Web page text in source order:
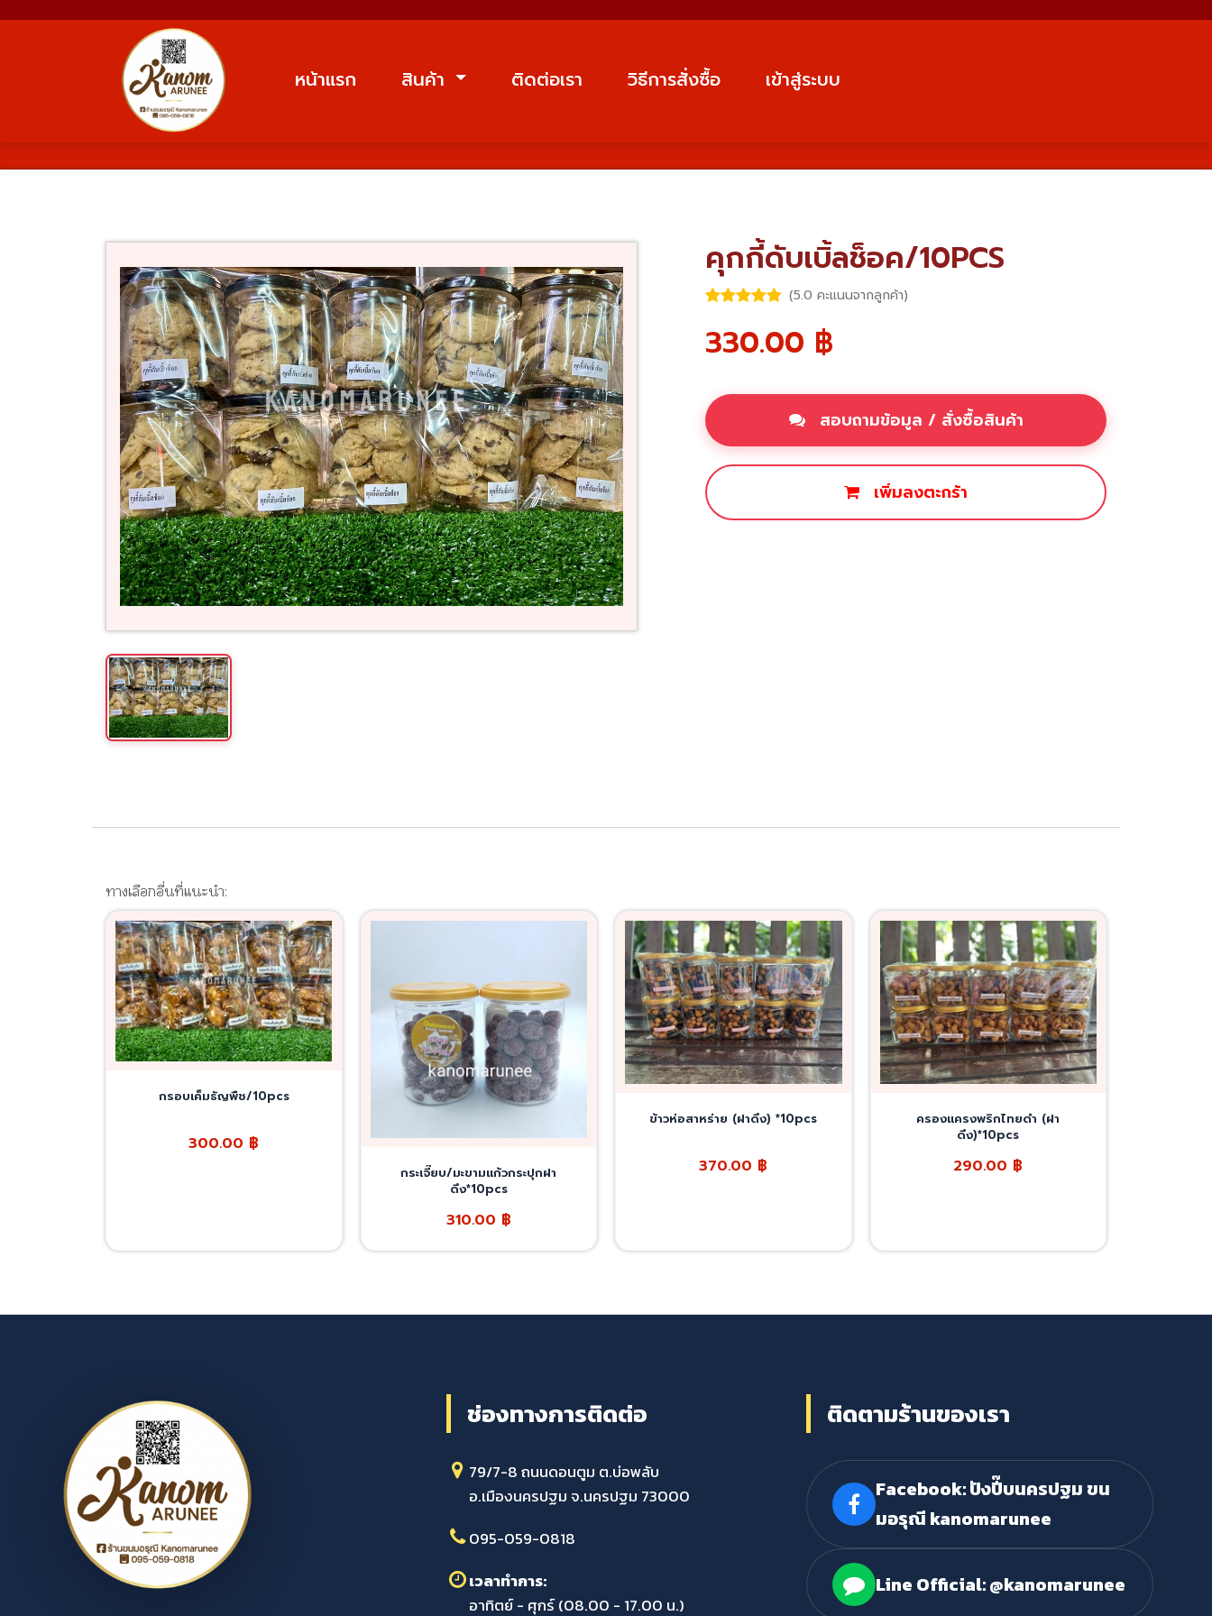
หน้าแรก สินค้า ติดต่อเรา วิธีการสั่งซื้อ เข้าสู่ระบบ
คุกกี้ดับเบิ้ลช็อค/10PCS
(5.0 คะแนนจากลูกค้า)
330.00 ฿
สอบถามข้อมูล / สั่งซื้อสินค้า
เพิ่มลงตะกร้า
ทางเลือกอื่นที่แนะนำ:
กรอบเค็มธัญพืช/10pcs
300.00 ฿
กระเจี๊ยบ/มะขามแก้วกระปุกฝา
ดึง*10pcs
310.00 ฿
ข้าวห่อสาหร่าย (ฝาดึง) *10pcs
370.00 ฿
ครองแครงพริกไทยดำ (ฝา
ดึง)*10pcs
290.00 ฿
ช่องทางการติดต่อ
79/7-8 ถนนดอนตูม ต.บ่อพลับ
อ.เมืองนครปฐม จ.นครปฐม 73000
095-059-0818
เวลาทำการ:
อาทิตย์ - ศุกร์ (08.00 - 17.00 น.)
ติดตามร้านของเรา
Facebook: ปังปี๊บนครปฐม ขน
มอรุณี kanomarunee
Line Official: @kanomarunee